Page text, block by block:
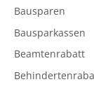
Bausparen
Bausparkassen
Beamtenrabatt